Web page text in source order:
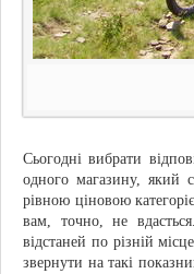
Сьогодні вибрати
одного магазину, який
рівною ціновою
вам, точно, не
відстаней по різній
звернути на такі